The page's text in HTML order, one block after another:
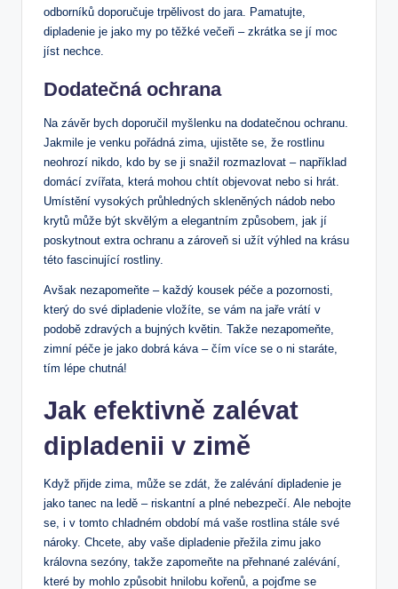
odborníků doporučuje‌ trpělivost do jara.⁢ Pamatujte,
⁣dipladenie je jako my po těžké večeři ⁤– zkrátka se jí​ moc
jíst nechce.
Dodatečná ochrana
Na‍ závěr bych doporučil myšlenku na dodatečnou ochranu.‍
Jakmile je venku pořádná zima, ⁣ujistěte‍ se,⁢ že rostlinu
neohrozí nikdo, kdo⁤ by ⁢se ji snažil rozmazlovat – například⁢
domácí zvířata, která mohou ⁤chtít objevovat nebo ​si hrát. ​
Umístění vysokých​ průhledných skleněných nádob nebo
krytů může být skvělým a elegantním způsobem, jak jí
poskytnout extra ochranu a zároveň si užít výhled na krásu
této fascinující rostliny.
Avšak nezapomeňte ‍– ‌každý kousek péče a pozornosti,
který do své dipladenie vložíte, se vám na ​jaře vrátí v
podobě zdravých ​a bujných květin. Takže nezapomeňte,
zimní péče je jako dobrá káva – čím více ​se o ni staráte,
tím lépe chutná!
Jak efektivně zalévat‌
dipladenii v zimě
Když přijde zima, může se zdát, že​ zalévání dipladenie je
jako tanec ⁣na ledě – riskantní a plné nebezpečí. Ale nebojte
se, i v‌ tomto chladném⁣ období má vaše rostlina⁢ stále své
nároky.⁣ Chcete, aby vaše dipladenie přežila zimu‍ jako
královna sezóny, takže zapomeňte na ‌přehnané‍ zalévání,
které by mohlo způsobit hnilobu kořenů, a ⁢pojďme se